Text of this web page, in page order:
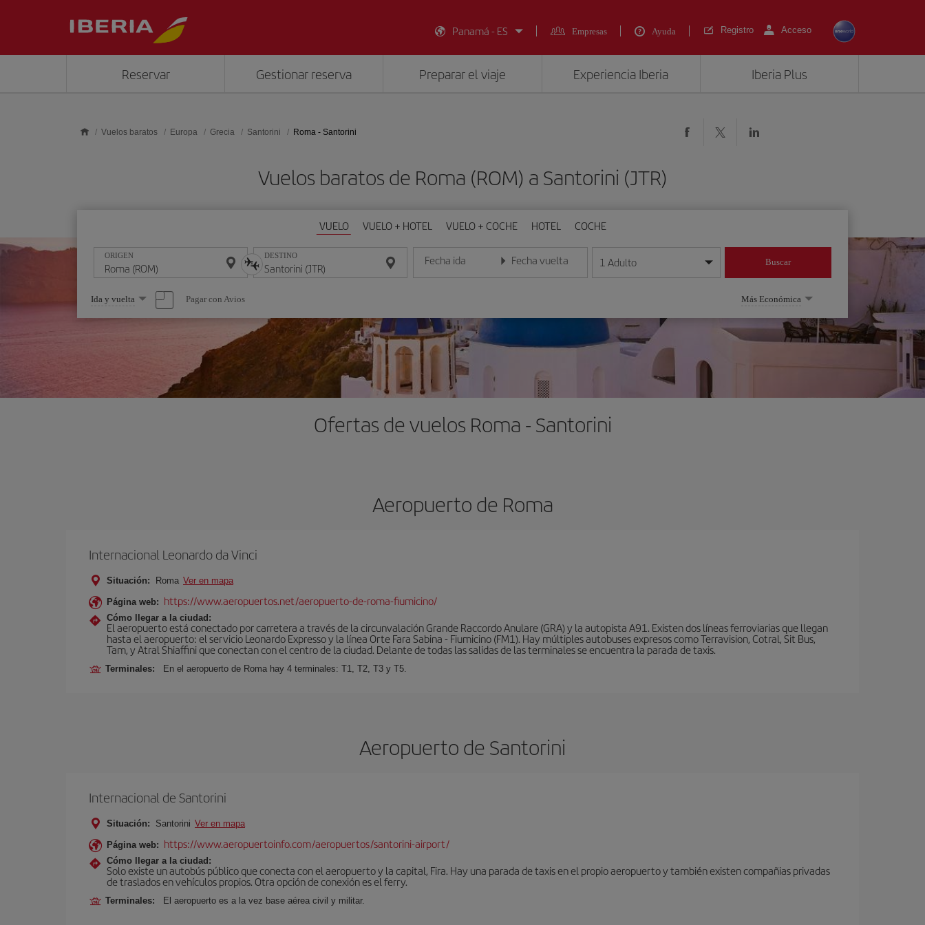
Panamá - ES
Empresas Ayuda Registro Acceso
Reservar Gestionar reserva Preparar el viaje Experiencia Iberia Iberia Plus
Vuelos baratos Europa Grecia Santorini Roma - Santorini
Vuelos baratos de Roma (ROM) a Santorini (JTR)
VUELO VUELO + HOTEL VUELO + COCHE HOTEL COCHE
ORIGEN DESTINO Fecha ida
Introduce la fecha en formato día/mes/año
Fecha vuelta
Introduce la fecha en formato día/mes/año
1 Adulto Buscar
Seleccione
una
opción
Ida y vuelta Pagar con Avios Más Económica
Ofertas de vuelos Roma - Santorini
Aeropuerto de Roma
Internacional Leonardo da Vinci
Situación: Roma Ver en mapa
Página web: https://www.aeropuertos.net/aeropuerto-de-roma-fiumicino/
Cómo llegar a la ciudad:
El aeropuerto está conectado por carretera a través de la circunvalación Grande Raccordo Anulare (GRA) y la autopista A91. Existen dos líneas ferroviarias que llegan
hasta el aeropuerto: el servicio Leonardo Expresso y la línea Orte Fara Sabina - Fiumicino (FM1). Hay múltiples autobuses expresos como Terravision, Cotral, Sit Bus,
Tam, y Atral Shiaffini que conectan con el centro de la ciudad. Delante de todas las salidas de las terminales se encuentra la parada de taxis.
Terminales: En el aeropuerto de Roma hay 4 terminales: T1, T2, T3 y T5.
Aeropuerto de Santorini
Internacional de Santorini
Situación: Santorini Ver en mapa
Página web: https://www.aeropuertoinfo.com/aeropuertos/santorini-airport/
Cómo llegar a la ciudad:
Solo existe un autobús público que conecta con el aeropuerto y la capital, Fira. Hay una parada de taxis en el propio aeropuerto y también existen compañias privadas
de traslados en vehículos propios. Otra opción de conexión es el ferry.
Terminales: El aeropuerto es a la vez base aérea civil y militar.